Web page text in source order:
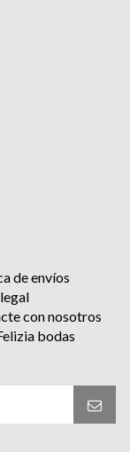
de envíos
con nosotros
bodas